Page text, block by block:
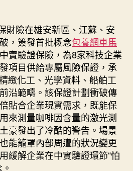
財險在雄安新區、江蘇、安
，簽發首批概念包養網車馬
實驗證保險，為8家科技企業
項目供給專屬風險保證，承
緻化工、光學資料、船舶工
沿範疇。該保證計劃衝破傳
貼合企業現實需求，既能保
來測量咖啡因含量的激光測
豪發出了冷酷的警告。場景
能籠罩內部周遭的狀況變更
緩解企業在中實驗證環節“怕